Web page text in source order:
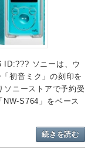
ソニーは、ウ
初音ミク」の刻印を
ニーストアで予約受
S764」をベース
続きを読む